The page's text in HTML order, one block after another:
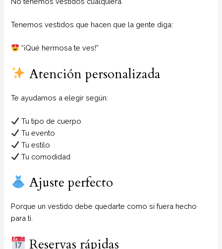
Tenemos vestidos que hacen que la gente diga:
“¡Qué hermosa te ves!”
Atención personalizada
Te ayudamos a elegir según:
Tu tipo de cuerpo
Tu evento
Tu estilo
Tu comodidad
Ajuste perfecto
Porque un vestido debe quedarte como si fuera hecho
para ti.
Reservas rápidas